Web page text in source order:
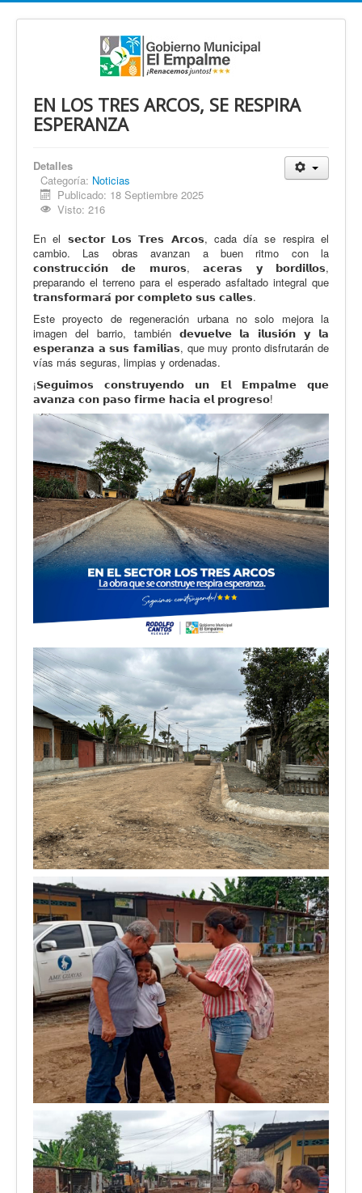
EN LOS TRES ARCOS, SE RESPIRA
ESPERANZA
Detalles
Categoría: Noticias
Publicado: 18 Septiembre 2025
Visto: 216
En el 𝘀𝗲𝗰𝘁𝗼𝗿 𝗟𝗼𝘀 𝗧𝗿𝗲𝘀 𝗔𝗿𝗰𝗼𝘀, cada día se respira el
cambio. Las obras avanzan a buen ritmo con la
𝗰𝗼𝗻𝘀𝘁𝗿𝘂𝗰𝗰𝗶𝗼́𝗻 𝗱𝗲 𝗺𝘂𝗿𝗼𝘀, 𝗮𝗰𝗲𝗿𝗮𝘀 𝘆 𝗯𝗼𝗿𝗱𝗶𝗹𝗹𝗼𝘀,
preparando el terreno para el esperado asfaltado integral que
𝘁𝗿𝗮𝗻𝘀𝗳𝗼𝗿𝗺𝗮𝗿𝗮́ 𝗽𝗼𝗿 𝗰𝗼𝗺𝗽𝗹𝗲𝘁𝗼 𝘀𝘂𝘀 𝗰𝗮𝗹𝗹𝗲𝘀.
Este proyecto de regeneración urbana no solo mejora la
imagen del barrio, también 𝗱𝗲𝘃𝘂𝗲𝗹𝘃𝗲 𝗹𝗮 𝗶𝗹𝘂𝘀𝗶𝗼́𝗻 𝘆 𝗹𝗮
𝗲𝘀𝗽𝗲𝗿𝗮𝗻𝘇𝗮 𝗮 𝘀𝘂𝘀 𝗳𝗮𝗺𝗶𝗹𝗶𝗮𝘀, que muy pronto disfrutarán de
vías más seguras, limpias y ordenadas.
¡𝗦𝗲𝗴𝘂𝗶𝗺𝗼𝘀 𝗰𝗼𝗻𝘀𝘁𝗿𝘂𝘆𝗲𝗻𝗱𝗼 𝘂𝗻 𝗘𝗹 𝗘𝗺𝗽𝗮𝗹𝗺𝗲 𝗾𝘂𝗲
𝗮𝘃𝗮𝗻𝘇𝗮 𝗰𝗼𝗻 𝗽𝗮𝘀𝗼 𝗳𝗶𝗿𝗺𝗲 𝗵𝗮𝗰𝗶𝗮 𝗲𝗹 𝗽𝗿𝗼𝗴𝗿𝗲𝘀𝗼!